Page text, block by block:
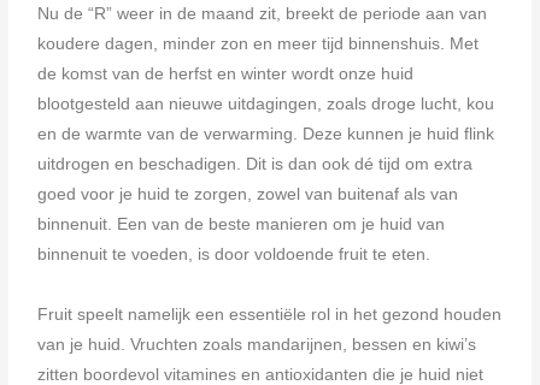
Nu de “R” weer in de maand zit, breekt de periode aan van
koudere dagen, minder zon en meer tijd binnenshuis. Met
de komst van de herfst en winter wordt onze huid
blootgesteld aan nieuwe uitdagingen, zoals droge lucht, kou
en de warmte van de verwarming. Deze kunnen je huid flink
uitdrogen en beschadigen. Dit is dan ook dé tijd om extra
goed voor je huid te zorgen, zowel van buitenaf als van
binnenuit. Een van de beste manieren om je huid van
binnenuit te voeden, is door voldoende fruit te eten.
Fruit speelt namelijk een essentiële rol in het gezond houden
van je huid. Vruchten zoals mandarijnen, bessen en kiwi’s
zitten boordevol vitamines en antioxidanten die je huid niet